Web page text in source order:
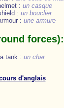
: un casque
: un bouclier
: une armure
forces):
a tank : un char
d'anglais